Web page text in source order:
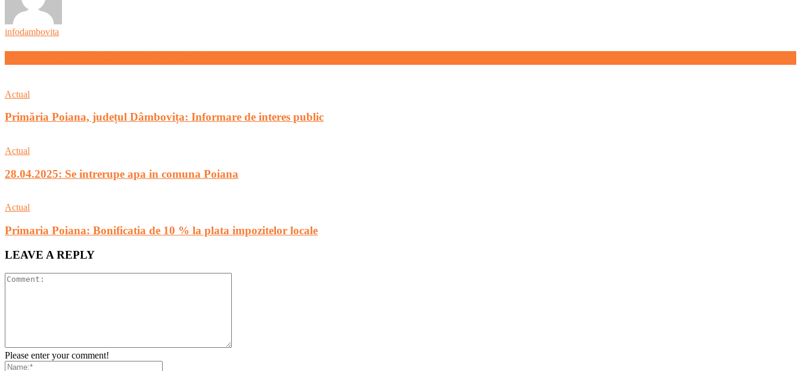
infodambovita
Actual
Primăria Poiana, județul Dâmbovița: Informare de interes public
Actual
28.04.2025: Se intrerupe apa in comuna Poiana
Actual
Primaria Poiana: Bonificatia de 10 % la plata impozitelor locale
LEAVE A REPLY
Please enter your comment!